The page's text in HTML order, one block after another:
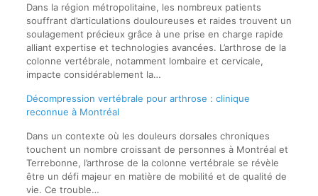
Dans la région métropolitaine, les nombreux patients
souffrant d’articulations douloureuses et raides trouvent un
soulagement précieux grâce à une prise en charge rapide
alliant expertise et technologies avancées. L’arthrose de la
colonne vertébrale, notamment lombaire et cervicale,
impacte considérablement la…
Décompression vertébrale pour arthrose : clinique
reconnue à Montréal
Dans un contexte où les douleurs dorsales chroniques
touchent un nombre croissant de personnes à Montréal et
Terrebonne, l’arthrose de la colonne vertébrale se révèle
être un défi majeur en matière de mobilité et de qualité de
vie. Ce trouble…